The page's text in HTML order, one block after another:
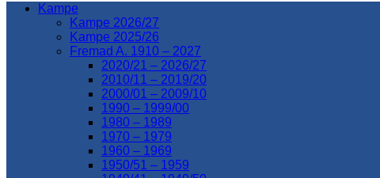
Kampe
Kampe 2026/27
Kampe 2025/26
Fremad A. 1910 – 2027
2020/21 – 2026/27
2010/11 – 2019/20
2000/01 – 2009/10
1990 – 1999/00
1980 – 1989
1970 – 1979
1960 – 1969
1950/51 – 1959